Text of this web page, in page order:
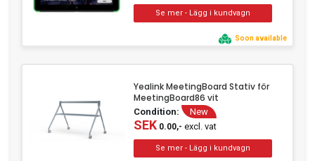
Soon available
Yealink MeetingBoard Stativ för
MeetingBoard86 vit
Condition: New
SEK0.00,- excl. vat